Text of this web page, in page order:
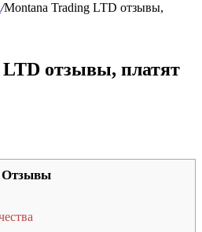
/Montana Trading LTD отзывы,
отзывы, платят
Отзывы